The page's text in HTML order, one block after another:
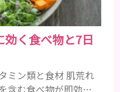
効く食べ物と7日
ミン類と食材 肌荒れ
含む食べ物が即効性